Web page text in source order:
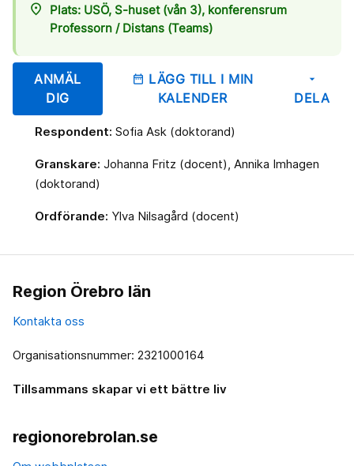
place
Plats: USÖ, S-huset (vån 3), konferensrum
Professorn / Distans (Teams)
ANMÄL
DIG
date_range LÄGG TILL I MIN
KALENDER
arrow_drop_down
DELA
Respondent: Sofia Ask (doktorand)
Granskare: Johanna Fritz (docent), Annika Imhagen
(doktorand)
Ordförande: Ylva Nilsagård (docent)
Region Örebro län
Kontakta oss
Organisationsnummer: 2321000164
Tillsammans skapar vi ett bättre liv
regionorebrolan.se